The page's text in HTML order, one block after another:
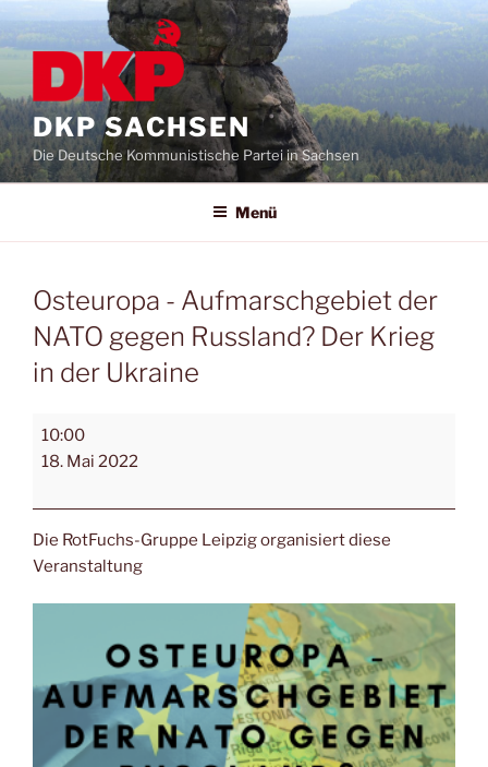
DKP SACHSEN
Die Deutsche Kommunistische Partei in Sachsen
Menü
Osteuropa - Aufmarschgebiet der
NATO gegen Russland? Der Krieg
in der Ukraine
10:00
18. Mai 2022
Die RotFuchs-Gruppe Leipzig organisiert diese
Veranstaltung